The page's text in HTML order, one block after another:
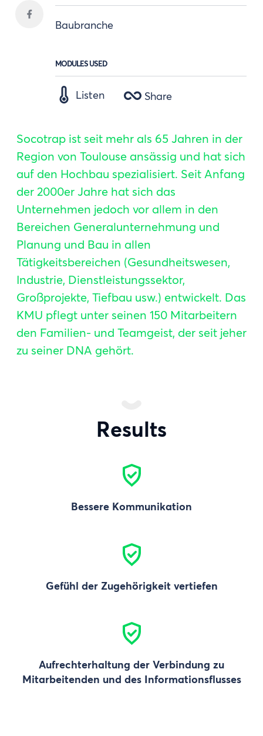
Baubranche
MODULES USED
Listen Share
Socotrap ist seit mehr als 65 Jahren in der
Region von Toulouse ansässig und hat sich
auf den Hochbau spezialisiert. Seit Anfang
der 2000er Jahre hat sich das
Unternehmen jedoch vor allem in den
Bereichen Generalunternehmung und
Planung und Bau in allen
Tätigkeitsbereichen (Gesundheitswesen,
Industrie, Dienstleistungssektor,
Großprojekte, Tiefbau usw.) entwickelt. Das
KMU pflegt unter seinen 150 Mitarbeitern
den Familien- und Teamgeist, der seit jeher
zu seiner DNA gehört.
Results
Bessere Kommunikation
Gefühl der Zugehörigkeit vertiefen
Aufrechterhaltung der Verbindung zu
Mitarbeitenden und des Informationsflusses